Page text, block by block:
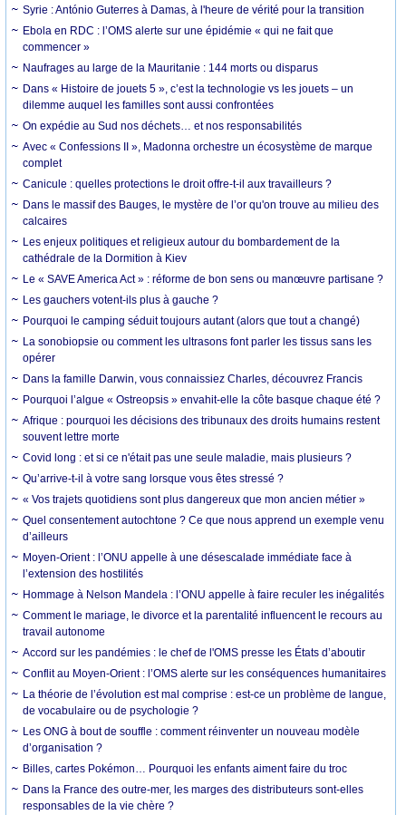
Syrie : António Guterres à Damas, à l'heure de vérité pour la transition
Ebola en RDC : l’OMS alerte sur une épidémie « qui ne fait que
commencer »
Naufrages au large de la Mauritanie : 144 morts ou disparus
Dans « Histoire de jouets 5 », c’est la technologie vs les jouets – un
dilemme auquel les familles sont aussi confrontées
On expédie au Sud nos déchets… et nos responsabilités
Avec « Confessions II », Madonna orchestre un écosystème de marque
complet
Canicule : quelles protections le droit offre-t-il aux travailleurs ?
Dans le massif des Bauges, le mystère de l’or qu'on trouve au milieu des
calcaires
Les enjeux politiques et religieux autour du bombardement de la
cathédrale de la Dormition à Kiev
Le « SAVE America Act » : réforme de bon sens ou manœuvre partisane ?
Les gauchers votent-ils plus à gauche ?
Pourquoi le camping séduit toujours autant (alors que tout a changé)
La sonobiopsie ou comment les ultrasons font parler les tissus sans les
opérer
Dans la famille Darwin, vous connaissiez Charles, découvrez Francis
Pourquoi l’algue « Ostreopsis » envahit-elle la côte basque chaque été ?
Afrique : pourquoi les décisions des tribunaux des droits humains restent
souvent lettre morte
Covid long : et si ce n'était pas une seule maladie, mais plusieurs ?
Qu’arrive-t-il à votre sang lorsque vous êtes stressé ?
« Vos trajets quotidiens sont plus dangereux que mon ancien métier »
Quel consentement autochtone ? Ce que nous apprend un exemple venu
d’ailleurs
Moyen-Orient : l’ONU appelle à une désescalade immédiate face à
l’extension des hostilités
Hommage à Nelson Mandela : l’ONU appelle à faire reculer les inégalités
Comment le mariage, le divorce et la parentalité influencent le recours au
travail autonome
Accord sur les pandémies : le chef de l'OMS presse les États d’aboutir
Conflit au Moyen-Orient : l’OMS alerte sur les conséquences humanitaires
La théorie de l’évolution est mal comprise : est-ce un problème de langue,
de vocabulaire ou de psychologie ?
Les ONG à bout de souffle : comment réinventer un nouveau modèle
d’organisation ?
Billes, cartes Pokémon… Pourquoi les enfants aiment faire du troc
Dans la France des outre-mer, les marges des distributeurs sont-elles
responsables de la vie chère ?